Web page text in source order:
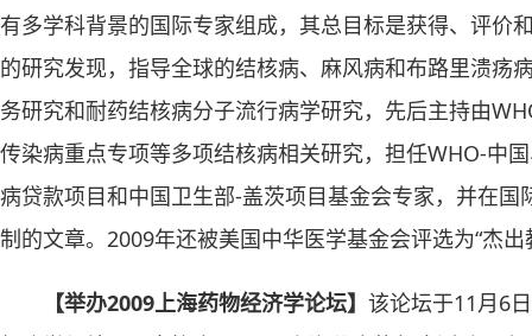
有多学科背景的国际专家组成，其总目标是获得、评价
的研究发现，指导全球的结核病、麻风病和布路里溃疡
务研究和耐药结核病分子流行病学研究，先后主持由
传染病重点专项等多项结核病相关研究，担任WHO-中
病贷款项目和中国卫生部-盖茨项目基金会专家，并在
制的文章。2009年还被美国中华医学基金会评选为“杰出
【举办2009上海药物经济学论坛】 该论坛于11月6